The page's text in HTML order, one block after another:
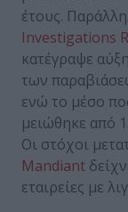
έτους.
Investigations
κατέγραψε
των
ενώ το μέσο
μειώθηκε από
Οι στόχοι
Mandiant
εταιρείες με